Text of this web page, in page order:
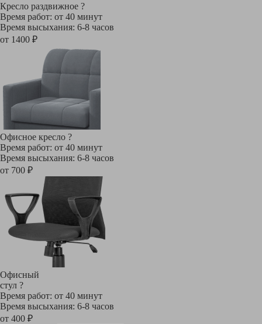
Кресло раздвижное ?
Время работ: от 40 минут
Время высыхания: 6-8 часов
от 1400 ₽
Офисное кресло ?
Время работ: от 40 минут
Время высыхания: 6-8 часов
от 700 ₽
Офисный
стул ?
Время работ: от 40 минут
Время высыхания: 6-8 часов
от 400 ₽